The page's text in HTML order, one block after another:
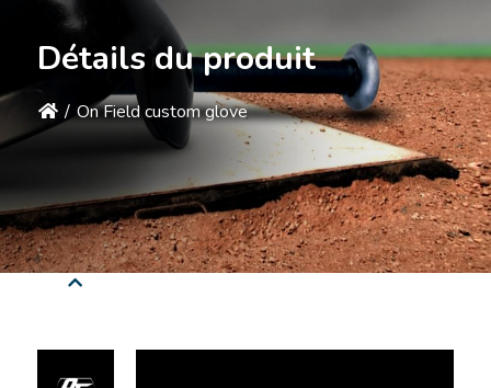
Détails du produit
/ On Field custom glove